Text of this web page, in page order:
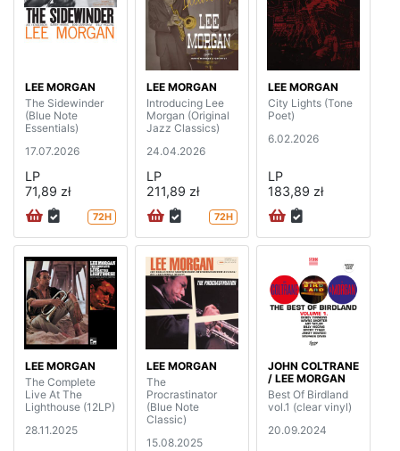
LEE MORGAN
The Sidewinder
(Blue Note
Essentials)
17.07.2026
LP
71,89 zł
72H
LEE MORGAN
Introducing Lee
Morgan (Original
Jazz Classics)
24.04.2026
LP
211,89 zł
72H
LEE MORGAN
City Lights (Tone
Poet)
6.02.2026
LP
183,89 zł
LEE MORGAN
The Complete
Live At The
Lighthouse (12LP)
28.11.2025
LEE MORGAN
The
Procrastinator
(Blue Note
Classic)
15.08.2025
JOHN COLTRANE
/ LEE MORGAN
Best Of Birdland
vol.1 (clear vinyl)
20.09.2024